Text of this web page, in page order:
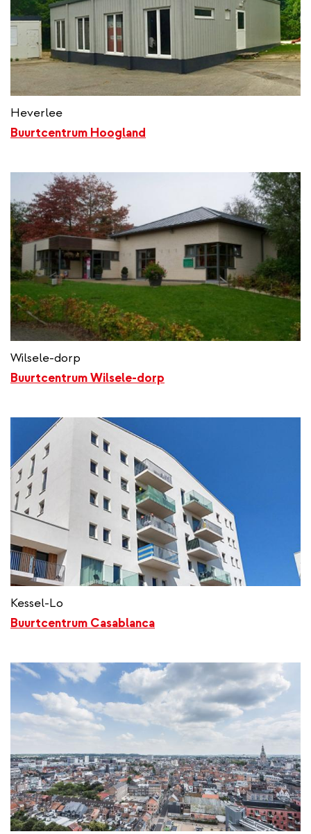
Heverlee
Buurtcentrum Hoogland
Wilsele-dorp
Buurtcentrum Wilsele-dorp
Kessel-Lo
Buurtcentrum Casablanca